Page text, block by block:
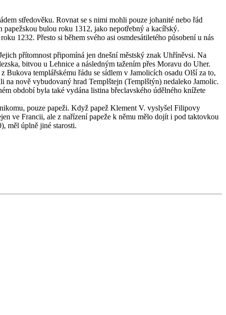
středověku. Rovnat se s nimi mohli pouze johanité nebo řád
bulou roku 1312, jako nepotřebný a kacířský.
1232. Přesto si během svého asi osmdesátiletého působení u nás
přítomnost připomíná jen dnešní městský znak Uhříněvsi. Na
bitvou u Lehnice a následným tažením přes Moravu do Uher.
templářskému řádu se sídlem v Jamolicích osadu Olší za to,
nově vybudovaný hrad Templštejn (Templštýn) nedaleko Jamolic.
období byla také vydána listina břeclavského údělného knížete
pouze papeži. Když papež Klement V. vyslyšel Filipovy
ve Francii, ale z nařízení papeže k němu mělo dojít i pod taktovkou
měl úplně jiné starosti.